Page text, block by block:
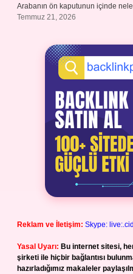
Arabanın ön kaputunun içinde
Temmuz 21, 2026
Reklam ve İletişim: Skype:
Yasal Uyarı: Bu internet sitesi,
şirketi ile hiçbir bağlantısı
hazırladığımız makaleler